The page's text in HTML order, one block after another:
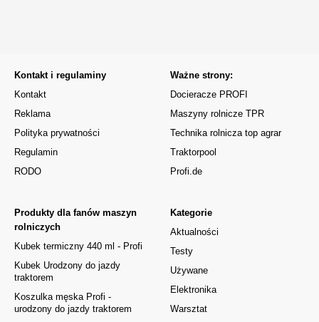
Kontakt i regulaminy
Kontakt
Reklama
Polityka prywatności
Regulamin
RODO
Kategorie
Aktualności
Testy
Używane
Elektronika
Warsztat
Produkty dla fanów maszyn
rolniczych
Kubek termiczny 440 ml - Profi
Kubek Urodzony do jazdy
traktorem
Koszulka męska Profi -
urodzony do jazdy traktorem
Ważne strony:
Docieracze PROFI
Maszyny rolnicze TPR
Technika rolnicza top agrar
Traktorpool
Profi.de